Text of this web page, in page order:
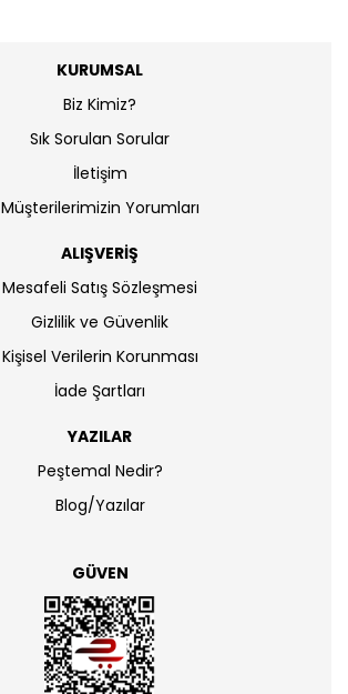
KURUMSAL
Biz Kimiz?
Sık Sorulan Sorular
İletişim
Müşterilerimizin Yorumları
ALIŞVERİŞ
Mesafeli Satış Sözleşmesi
Gizlilik ve Güvenlik
Kişisel Verilerin Korunması
İade Şartları
YAZILAR
Peştemal Nedir?
Blog/Yazılar
GÜVEN